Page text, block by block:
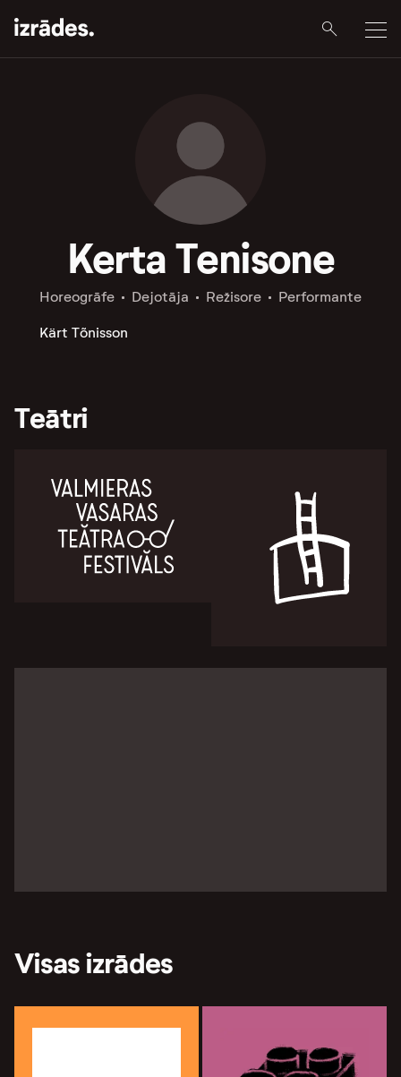
Kerta Tenisone
Horeogrāfe Dejotāja Režisore Performante
Kärt Tõnisson
Teātri
Visas izrādes